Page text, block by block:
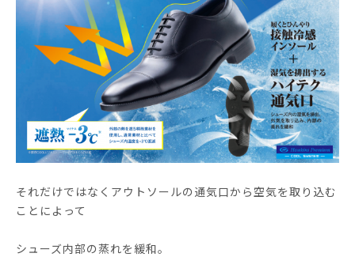
それだけではなくアウトソールの通気口から空気を取り込む
ことによって
シューズ内部の蒸れを緩和。